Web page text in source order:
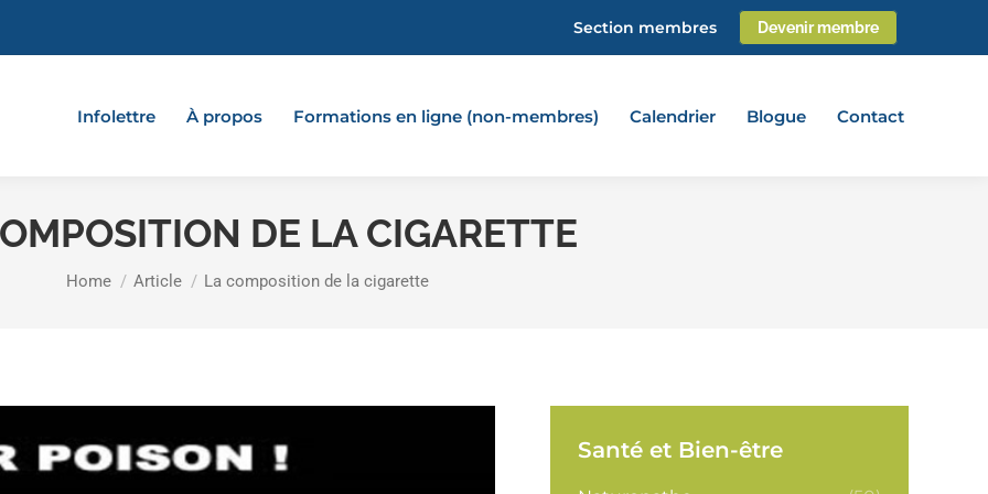
Section membres Devenir membre
Infolettre À propos Formations en ligne (non-membres) Calendrier Blogue Contact
DE LA CIGARETTE
You are here:
Home Article La composition de la cigarette
Santé et Bien-être